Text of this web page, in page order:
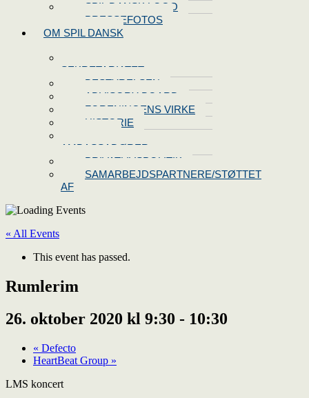
SPIL DANSK LOGO
PRESSEFOTOS
OM SPIL DANSK
SEKRETARIATET
BESTYRELSEN
ADVISORY BOARD
FORENINGENS VIRKE
HISTORIE
AMBASSADØRER
PRIVATLIVSPOLITIK
SAMARBEJDSPARTNERE/STØTTET
AF
« All Events
This event has passed.
Rumlerim
26. oktober 2020 kl 9:30 - 10:30
« Defecto
HeartBeat Group »
LMS koncert